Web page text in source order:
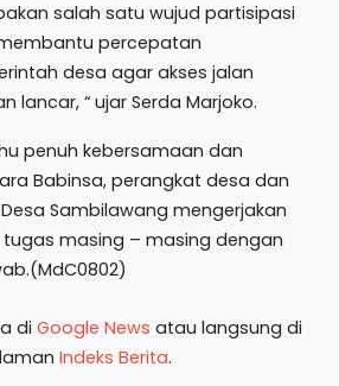
salah satu wujud partisipasi
percepatan
desa agar akses jalan
lancar, “ ujar Serda Marjoko.
penuh kebersamaan dan
Babinsa, perangkat desa dan
Sambilawang mengerjakan
masing – masing dengan
di Google News atau langsung di
Indeks Berita.